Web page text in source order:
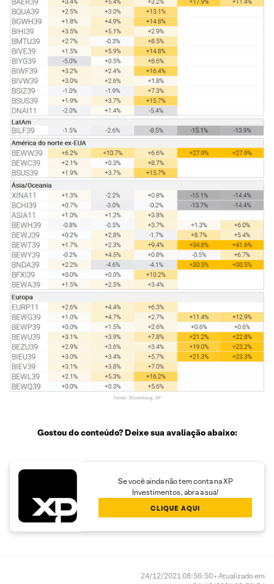
Gostou do conteúdo? Deixe sua avaliação abaixo:
Se você ainda não tem conta na XP
Investimentos, abra a sua!
CLIQUE AQUI
24/12/2021 08:56:50 • Atualizado em